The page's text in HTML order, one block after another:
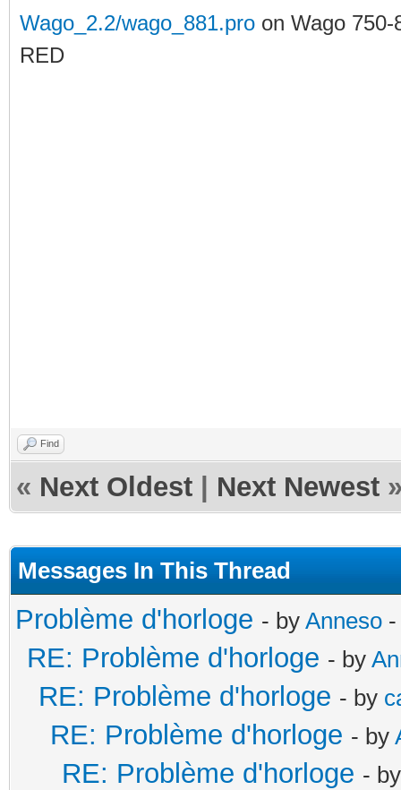
Wago_2.2/wago_881.pro on Wago 750-
RED
Find
« Next Oldest Next Newest
Messages In This Thread
Problème d'horloge - by Anneso
RE: Problème d'horloge - by
RE: Problème d'horloge - by
RE: Problème d'horloge - by
RE: Problème d'horloge -